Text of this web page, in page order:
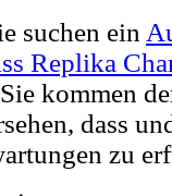
suchen ein
Replika
kommen
dass
zu